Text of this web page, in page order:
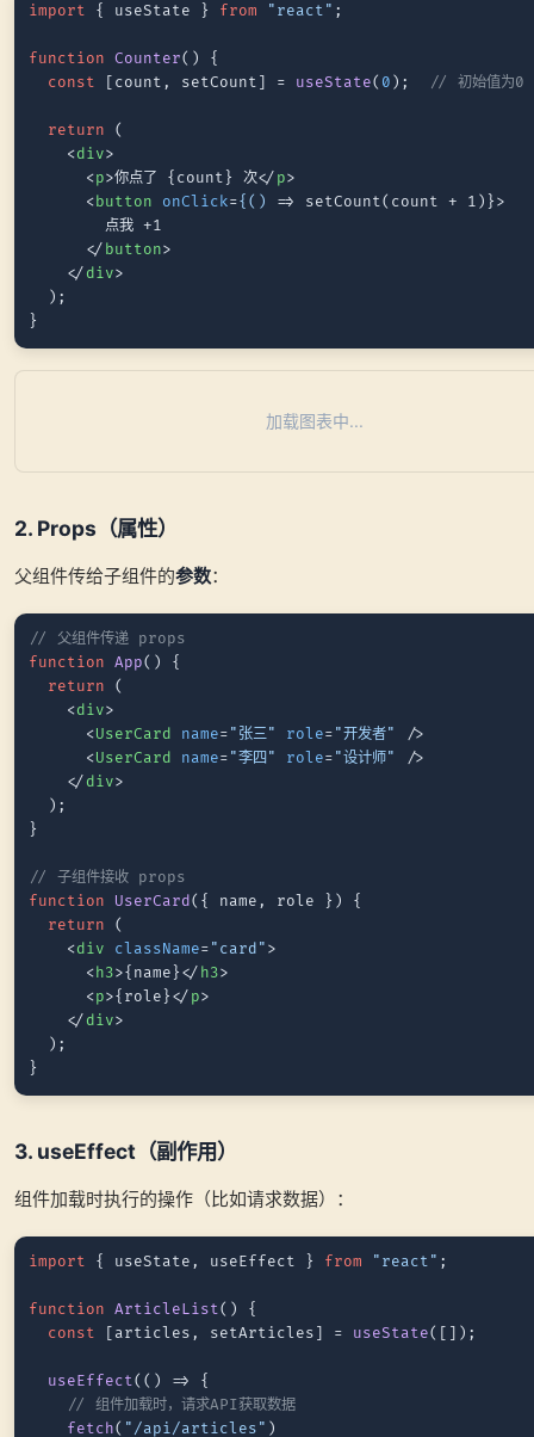
import { useState } from "react" ;
function Counter( ) {
const [count, setCount] = useState( 0 ); // 初始值为0
return (
<div>
<p>你点了 {count} 次</ p>
< button onClick={() =>
setCount(count + 1)}>
        点我 +1
</ button>
</ div>
  );
加载图表中...
2. Props（属性）
父组件传给子组件的参数：
// 父组件传递 props
function
App( ) {
return (
<div>
<UserCard name= "张三" role= "开发者"
/>
<UserCard name= "李四" role= "设计师"
/>
</ div>
  );
}
// 子组件接收 props
function
UserCard( { name, role } ) {
return (
<div className= "card" >
<h3>{name} </ h3>
<p>{role} </ p>
</ div>
  );
3. useEffect（副作用）
组件加载时执行的操作（比如请求数据）：
import { useState, useEffect } from "react" ;
function ArticleList( ) {
const [articles, setArticles] = useState([]);
useEffect( () =>
{
// 组件加载时，请求API获取数据
fetch( "/api/articles" )